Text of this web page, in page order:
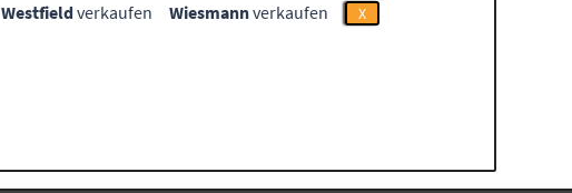
Westfieldverkaufen Wiesmannverkaufen X